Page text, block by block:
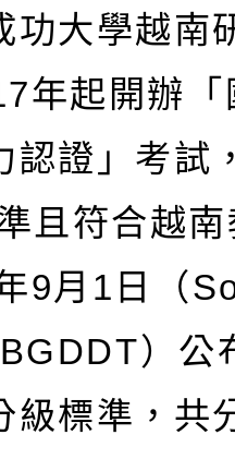
功大學越南
年起開辦
認證」考試
且符合越
9月1日（
）公
級標準，共